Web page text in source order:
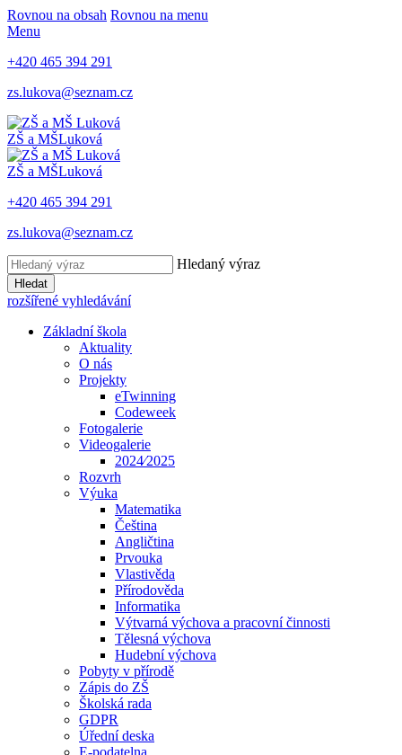
Rovnou na obsah Rovnou na menu
Menu
+420 465 394 291
zs.lukova@seznam.cz
ZŠ a MŠLuková
ZŠ a MŠLuková
+420 465 394 291
zs.lukova@seznam.cz
Hledaný výraz
Hledat
rozšířené vyhledávání
Základní škola
Aktuality
O nás
Projekty
eTwinning
Codeweek
Fotogalerie
Videogalerie
2024⁄2025
Rozvrh
Výuka
Matematika
Čeština
Angličtina
Prvouka
Vlastivěda
Přírodověda
Informatika
Výtvarná výchova a pracovní činnosti
Tělesná výchova
Hudební výchova
Pobyty v přírodě
Zápis do ZŠ
Školská rada
GDPR
Úřední deska
E-podatelna